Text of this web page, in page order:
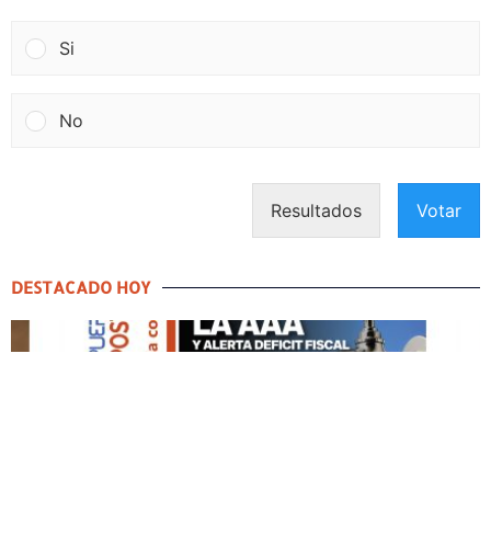
Si
No
Resultados Votar
DESTACADO HOY